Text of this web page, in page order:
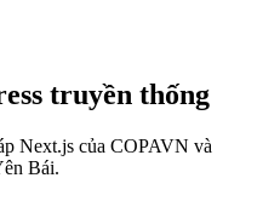
truyền thống
Next.js của COPAVN và
Bái.